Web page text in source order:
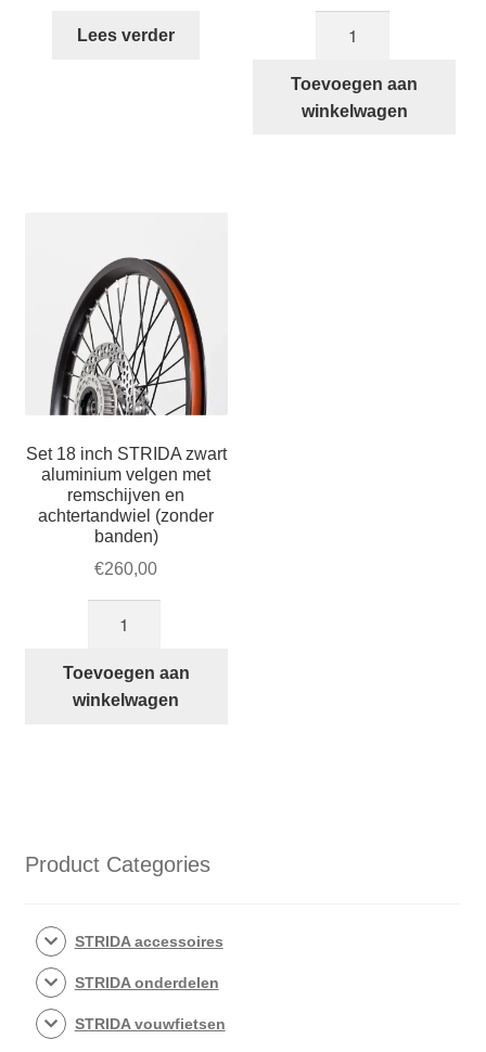
Lees verder
Inch
STRIDA
Toevoegen aan
winkelwagen
Set 18 inch STRIDA zwart
aluminium velgen met
remschijven en
achtertandwiel (zonder
banden)
€260,00
inch
STRIDA
en
banden)
Toevoegen aan
winkelwagen
Product Categories
STRIDA accessoires
STRIDA onderdelen
STRIDA vouwfietsen